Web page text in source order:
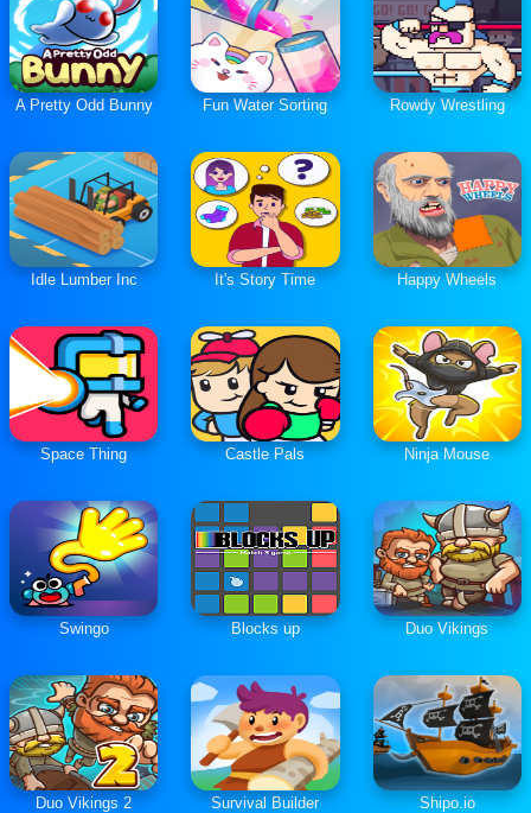
A Pretty Odd Bunny Fun Water Sorting Rowdy Wrestling
Idle Lumber Inc It's Story Time Happy Wheels
Space Thing Castle Pals Ninja Mouse
Swingo Blocks up Duo Vikings
Duo Vikings 2 Survival Builder Shipo.io